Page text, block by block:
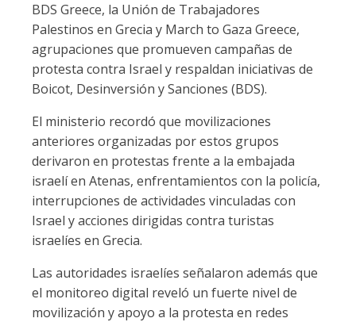
BDS Greece, la Unión de Trabajadores
Palestinos en Grecia y March to Gaza Greece,
agrupaciones que promueven campañas de
protesta contra Israel y respaldan iniciativas de
Boicot, Desinversión y Sanciones (BDS).
El ministerio recordó que movilizaciones
anteriores organizadas por estos grupos
derivaron en protestas frente a la embajada
israelí en Atenas, enfrentamientos con la policía,
interrupciones de actividades vinculadas con
Israel y acciones dirigidas contra turistas
israelíes en Grecia.
Las autoridades israelíes señalaron además que
el monitoreo digital reveló un fuerte nivel de
movilización y apoyo a la protesta en redes